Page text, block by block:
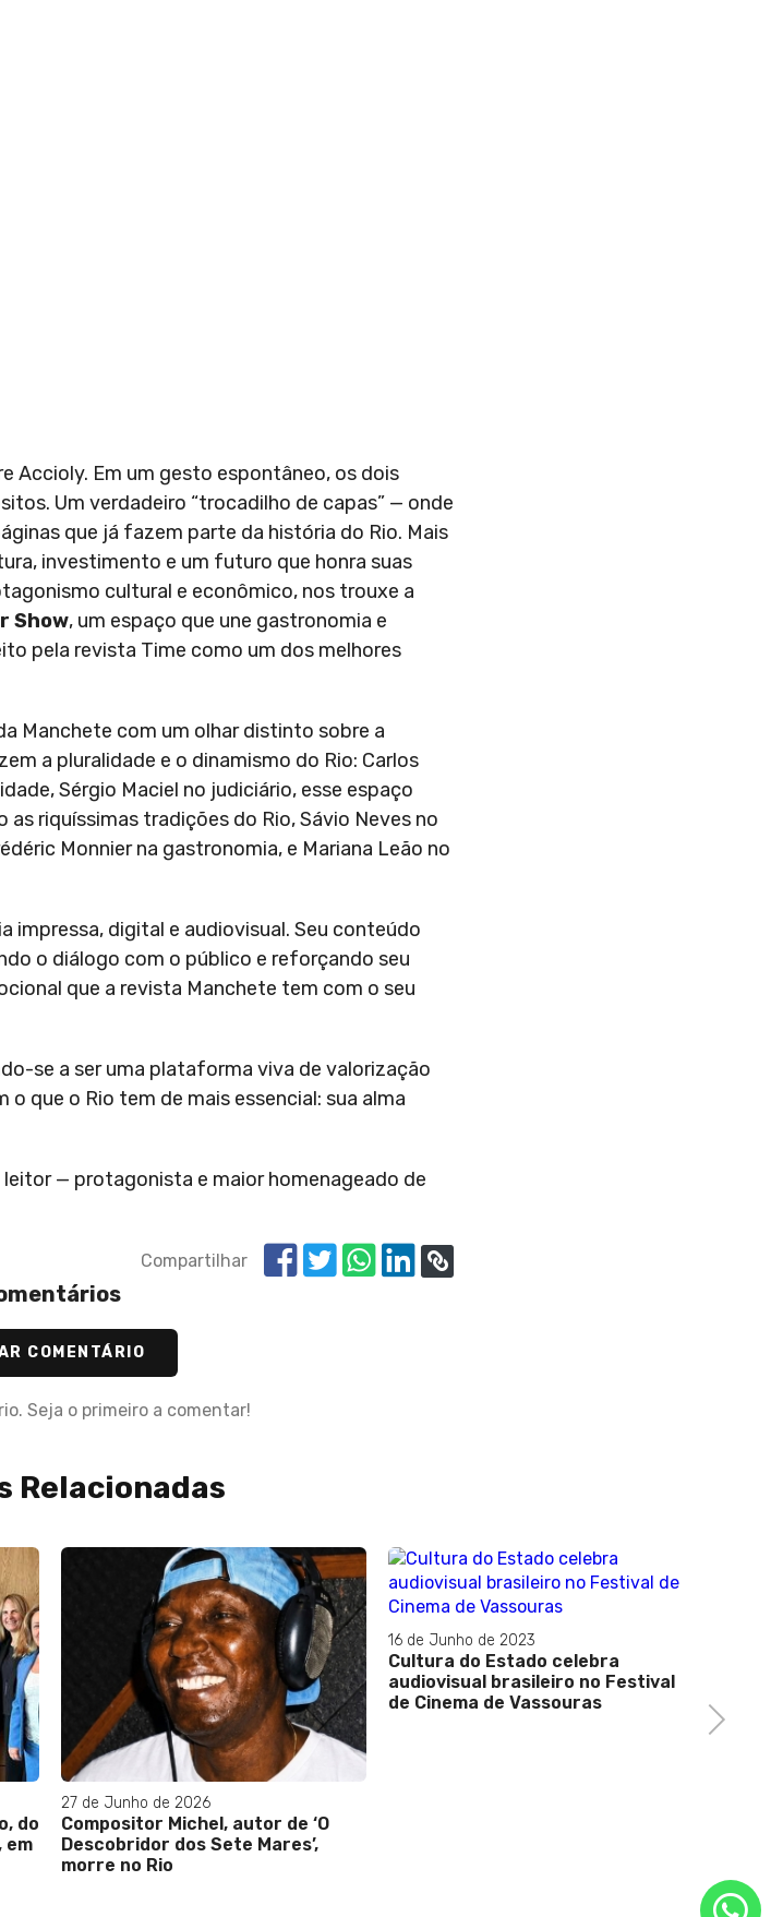
Accioly. Em um gesto espontâneo, os dois
Um verdadeiro “trocadilho de capas” — onde
que já fazem parte da história do Rio. Mais
investimento e um futuro que honra suas
cultural e econômico, nos trouxe a
Show, um espaço que une gastronomia e
pela revista Time como um dos melhores
Manchete com um olhar distinto sobre a
a pluralidade e o dinamismo do Rio: Carlos
Sérgio Maciel no judiciário, esse espaço
riquíssimas tradições do Rio, Sávio Neves no
Monnier na gastronomia, e Mariana Leão no
impressa, digital e audiovisual. Seu conteúdo
o diálogo com o público e reforçando seu
que a revista Manchete tem com o seu
se a ser uma plataforma viva de valorização
que o Rio tem de mais essencial: sua alma
— protagonista e maior homenageado de
Compartilhar
COMENTÁRIO
Seja o primeiro a comentar!
Relacionadas
do
em
27 de Junho de 2026
Compositor Michel, autor de ‘O
Descobridor dos Sete Mares’,
morre no Rio
16 de Junho de 2023
Cultura do Estado celebra
audiovisual brasileiro no Festival
de Cinema de Vassouras
Next